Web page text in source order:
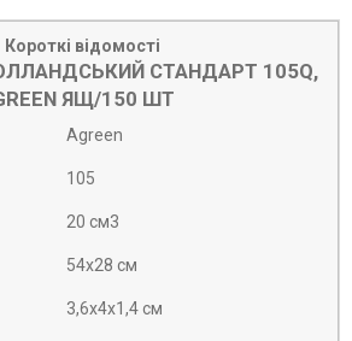
Короткі відомості
СТАНДАРТ 105Q,
ЯЩ/150 ШТ
Agreen
105
20 см3
54х28 см
3,6х4х1,4 см